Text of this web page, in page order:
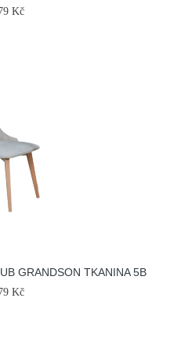
Kč
GRANDSON TKANINA 5B
Kč